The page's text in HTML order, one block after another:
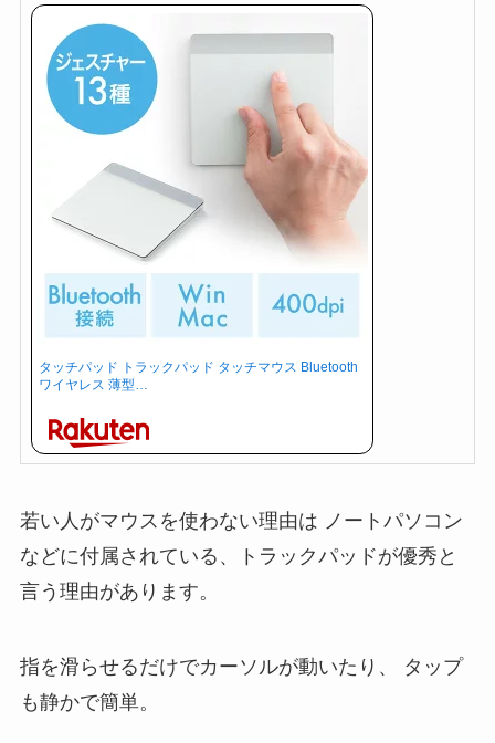
タッチパッド トラックパッド タッチマウス Bluetooth
ワイヤレス 薄型…
若い人がマウスを使わない理由は ノートパソコン
などに付属されている、トラックパッドが優秀と
言う理由があります。
指を滑らせるだけでカーソルが動いたり、 タップ
も静かで簡単。